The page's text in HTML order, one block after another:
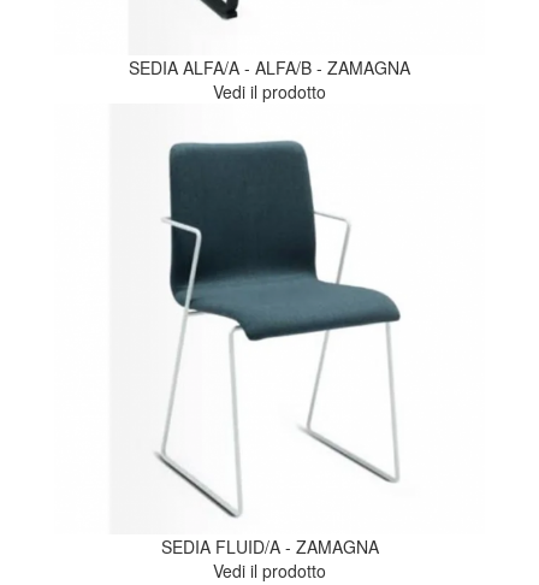
SEDIA ALFA/A - ALFA/B - ZAMAGNA
Vedi il prodotto
SEDIA FLUID/A - ZAMAGNA
Vedi il prodotto